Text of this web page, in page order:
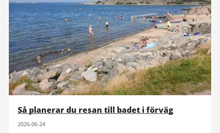
Så planerar du resan till badet i förväg
2026-06-24